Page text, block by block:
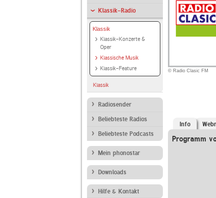
Klassik-Radio
Klassik
Klassik-Konzerte &
Oper
Klassische Musik
Klassik-Feature
Klassik
Radiosender
Beliebteste Radios
Beliebteste Podcasts
Mein phonostar
Downloads
Hilfe & Kontakt
© Radio Clasic FM
Info
Programm